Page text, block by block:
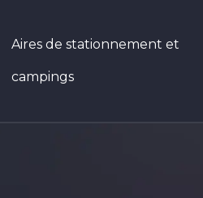
Aires de stationnement et
campings